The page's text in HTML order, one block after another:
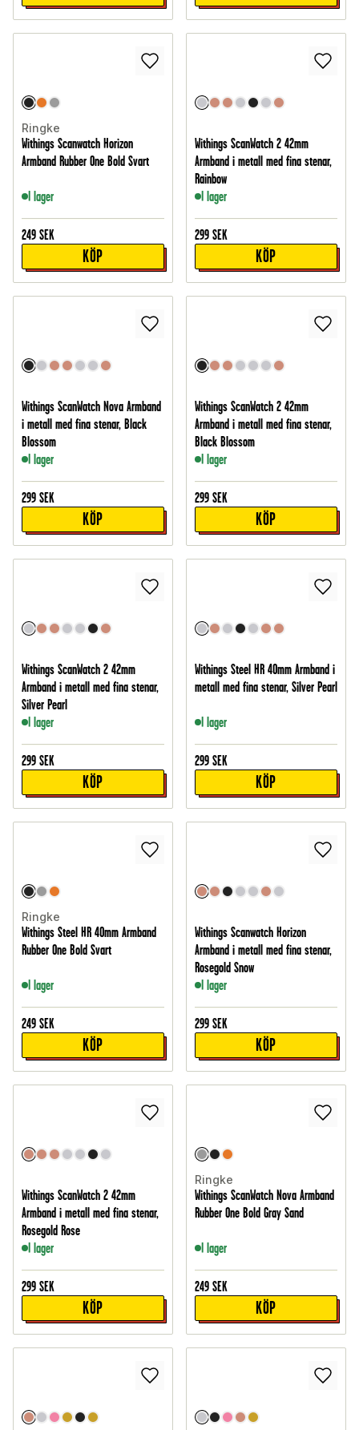
Ringke
Withings Scanwatch Horizon
Armband Rubber One Bold Svart
I lager
249 SEK
KÖP
Withings ScanWatch 2 42mm
Armband i metall med fina stenar,
Rainbow
I lager
299 SEK
KÖP
Withings ScanWatch Nova Armband
i metall med fina stenar, Black
Blossom
I lager
299 SEK
KÖP
Withings ScanWatch 2 42mm
Armband i metall med fina stenar,
Black Blossom
I lager
299 SEK
KÖP
Withings ScanWatch 2 42mm
Armband i metall med fina stenar,
Silver Pearl
I lager
299 SEK
KÖP
Withings Steel HR 40mm Armband i
metall med fina stenar, Silver Pearl
I lager
299 SEK
KÖP
Ringke
Withings Steel HR 40mm Armband
Rubber One Bold Svart
I lager
249 SEK
KÖP
Withings Scanwatch Horizon
Armband i metall med fina stenar,
Rosegold Snow
I lager
299 SEK
KÖP
Withings ScanWatch 2 42mm
Armband i metall med fina stenar,
Rosegold Rose
I lager
299 SEK
KÖP
Ringke
Withings ScanWatch Nova Armband
Rubber One Bold Gray Sand
I lager
249 SEK
KÖP